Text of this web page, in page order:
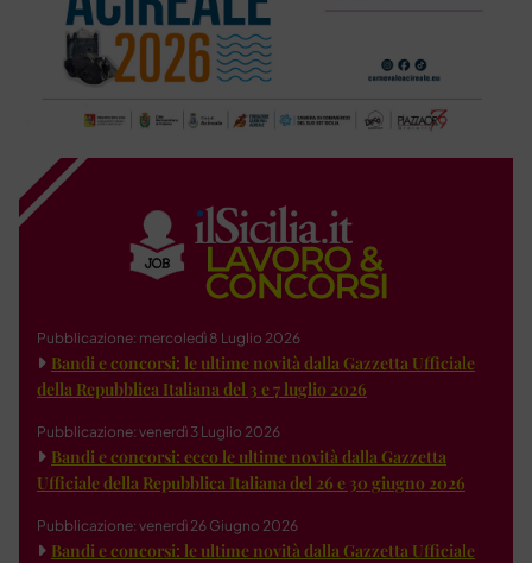
Pubblicazione: mercoledì 8 Luglio 2026
Bandi e concorsi: le ultime novità dalla Gazzetta Ufficiale
della Repubblica Italiana del 3 e 7 luglio 2026
Pubblicazione: venerdì 3 Luglio 2026
Bandi e concorsi: ecco le ultime novità dalla Gazzetta
Ufficiale della Repubblica Italiana del 26 e 30 giugno 2026
Pubblicazione: venerdì 26 Giugno 2026
Bandi e concorsi: le ultime novità dalla Gazzetta Ufficiale